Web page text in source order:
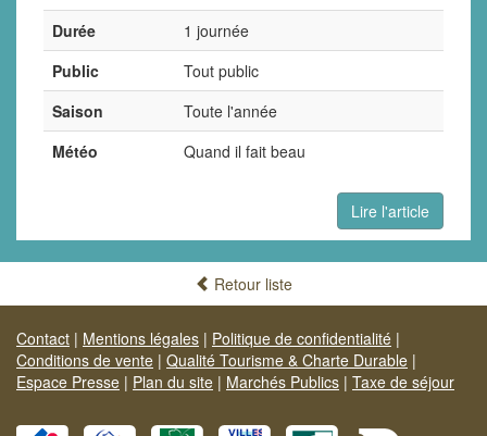
Durée
1 journée
Public
Tout public
Saison
Toute l'année
Météo
Quand il fait beau
Lire l'article
Retour liste
Contact | Mentions légales | Politique de confidentialité |
Conditions de vente | Qualité Tourisme & Charte Durable |
Espace Presse | Plan du site | Marchés Publics | Taxe de séjour